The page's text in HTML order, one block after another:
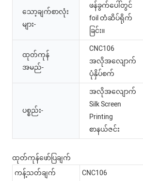
သော့ချက်စာလုံး
များ-
ဖန်ခွက်ပေါ်တွင်
foil တံဆိပ်ရိုက်
ခြင်း။
ထုတ်ကုန်
အမည်-
CNC106
အလိုအလျောက်
ပုံနှိပ်စက်
ပစ္စည်း-
အလိုအလျောက်
Silk Screen
Printing
စာနယ်ဇင်း
ထုတ်ကုန်ဖော်ပြချက်
ကန့်သတ်ချက်
CNC106